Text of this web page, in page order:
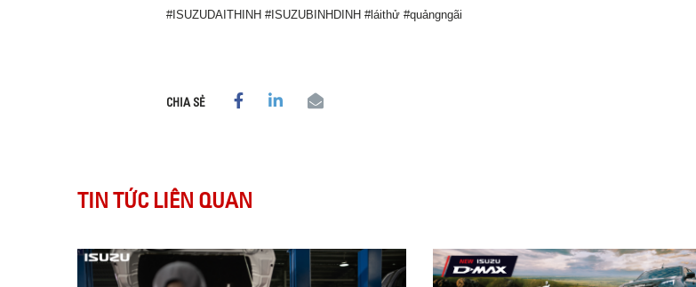
#ISUZUDAITHINH #ISUZUBINHDINH #láithử #quảngngãi
CHIA SẺ
TIN TỨC LIÊN QUAN